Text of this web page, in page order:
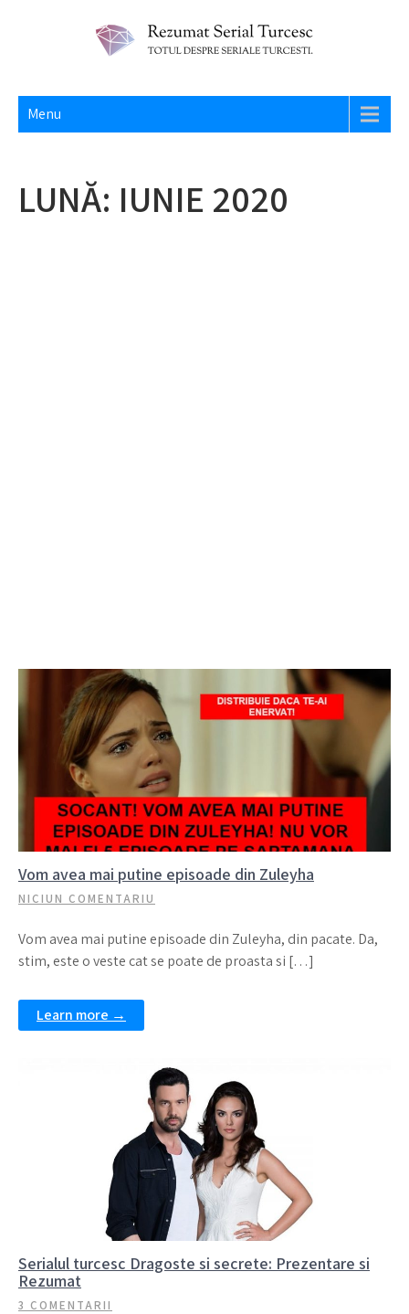
REZUMAT SERIAL TURCESC
Menu
LUNĂ: IUNIE 2020
Vom avea mai putine episoade din Zuleyha
NICIUN COMENTARIU
Vom avea mai putine episoade din Zuleyha, din pacate. Da,
stim, este o veste cat se poate de proasta si […]
Learn more →
Serialul turcesc Dragoste si secrete: Prezentare si
Rezumat
3 COMENTARII